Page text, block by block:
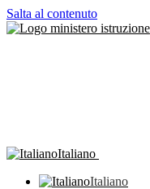
Salta al contenuto
Italiano
Italiano